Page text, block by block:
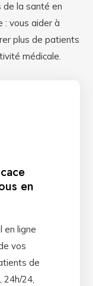
de la santé en
: vous aider à
plus de patients
médicale.
en
en ligne
vos
de
24h/24,